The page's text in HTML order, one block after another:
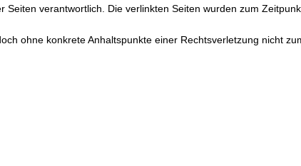
verantwortlich. Die verlinkten Seiten wurden zum
ohne konkrete Anhaltspunkte einer Rechtsverletzung nicht